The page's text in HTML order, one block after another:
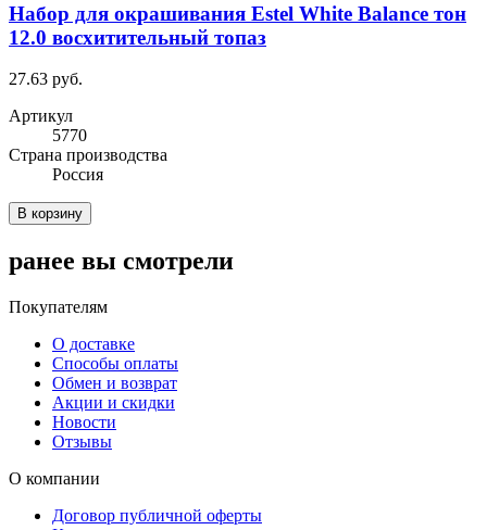
Набор для окрашивания Estel White Balance тон
12.0 восхитительный топаз
27.63 руб.
Артикул
5770
Cтрана производства
Россия
В корзину
ранее вы смотрели
Покупателям
О доставке
Способы оплаты
Обмен и возврат
Акции и скидки
Новости
Отзывы
О компании
Договор публичной оферты